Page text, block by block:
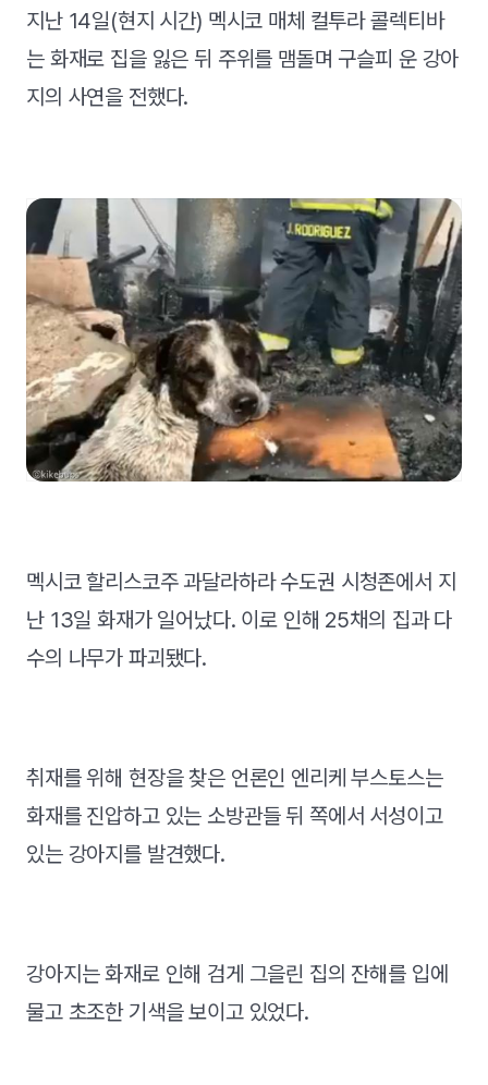
지난 14일(현지 시간) 멕시코 매체 컬투라 콜렉티바
는 화재로 집을 잃은 뒤 주위를 맴돌며 구슬피 운 강아
지의 사연을 전했다.
멕시코 할리스코주 과달라하라 수도권 시청존에서 지
난 13일 화재가 일어났다. 이로 인해 25채의 집과 다
수의 나무가 파괴됐다.
취재를 위해 현장을 찾은 언론인 엔리케 부스토스는
화재를 진압하고 있는 소방관들 뒤 쪽에서 서성이고
있는 강아지를 발견했다.
강아지는 화재로 인해 검게 그을린 집의 잔해를 입에
물고 초조한 기색을 보이고 있었다.